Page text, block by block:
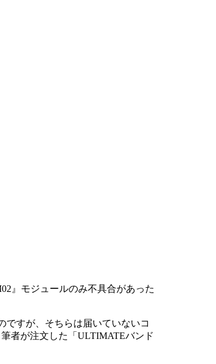
』モジュールのみ不具合があった
ですが、そちらは届いていないコ
者が注文した「ULTIMATEバンド